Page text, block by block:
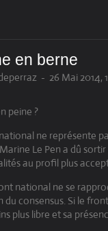
en berne
- 26 Mai 2014,
peine ?
ne représente
Le Pen a dû
au profil plus
national ne se
du consensus. Si le
plus libre et sa